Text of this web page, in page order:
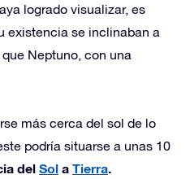
logrado visualizar, es
existencia se inclinaban a
Neptuno, con una
más cerca del sol de lo
podría situarse a unas 10
del Sol a Tierra.